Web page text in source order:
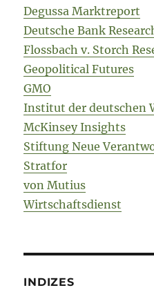
Degussa Marktreport
Deutsche Bank
Flossbach v. Storch
Geopolitical Futures
GMO
Institut der deutschen
McKinsey Insights
Stiftung Neue
Stratfor
von Mutius
Wirtschaftsdienst
INDIZES